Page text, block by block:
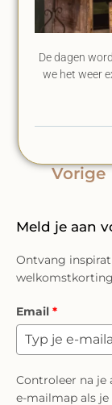
De dagen
we het weer
Vorige
Meld je aan
Ontvang
welkomstkorting.
Email *
Controleer na je
e-mailmap als